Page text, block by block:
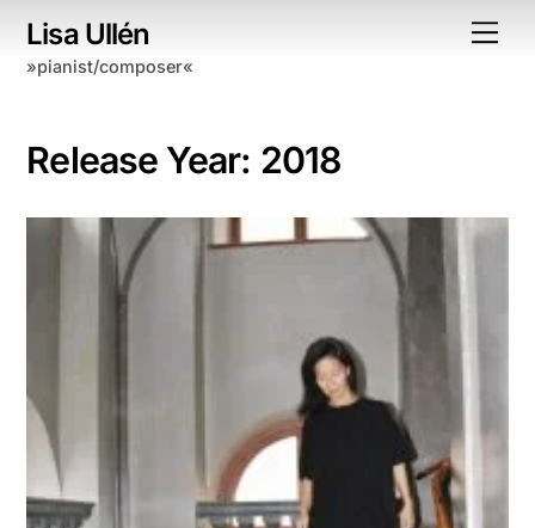
content
Lisa Ullén
»pianist/composer«
Release Year: 2018